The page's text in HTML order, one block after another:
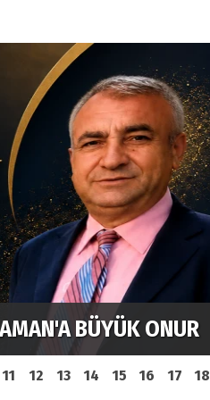
BÜYÜK ONUR
11 12 13 14 15 16 17 18